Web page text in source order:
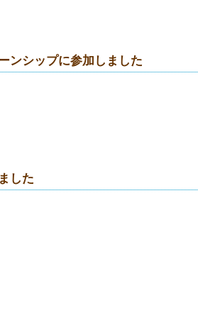
ンシップに参加しました
した